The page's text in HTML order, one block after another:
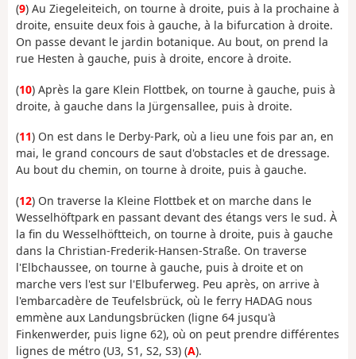
(9) Au Ziegeleiteich, on tourne à droite, puis à la prochaine à
droite, ensuite deux fois à gauche, à la bifurcation à droite.
On passe devant le jardin botanique. Au bout, on prend la
rue Hesten à gauche, puis à droite, encore à droite.
(10) Après la gare Klein Flottbek, on tourne à gauche, puis à
droite, à gauche dans la Jürgensallee, puis à droite.
(11) On est dans le Derby-Park, où a lieu une fois par an, en
mai, le grand concours de saut d'obstacles et de dressage.
Au bout du chemin, on tourne à droite, puis à gauche.
(12) On traverse la Kleine Flottbek et on marche dans le
Wesselhöftpark en passant devant des étangs vers le sud. À
la fin du Wesselhöftteich, on tourne à droite, puis à gauche
dans la Christian-Frederik-Hansen-Straße. On traverse
l'Elbchaussee, on tourne à gauche, puis à droite et on
marche vers l'est sur l'Elbuferweg. Peu après, on arrive à
l'embarcadère de Teufelsbrück, où le ferry HADAG nous
emmène aux Landungsbrücken (ligne 64 jusqu'à
Finkenwerder, puis ligne 62), où on peut prendre différentes
lignes de métro (U3, S1, S2, S3) (A).